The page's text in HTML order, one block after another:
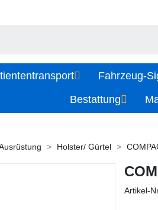
Fahrzeug-
Bestattung
Holster/ Gürtel
Artikel-